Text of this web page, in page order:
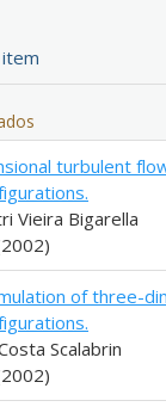
turbulent
Vieira Bigarella
of three-
Scalabrin